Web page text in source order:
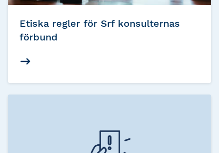
Etiska regler för Srf konsulternas
förbund